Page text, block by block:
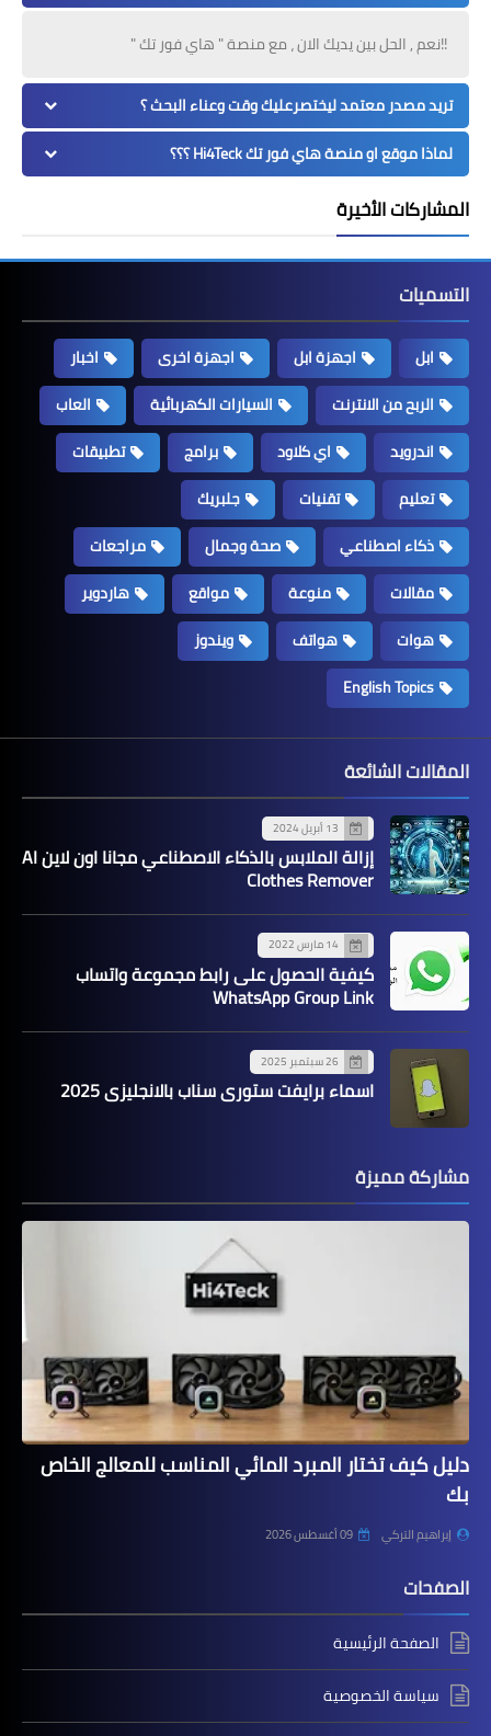
!!نعم , الحل بين يديك الان ، مع منصة " هاي فور تك "
تريد مصدر معتمد ليختصرعليك وقت وعناء البحث ؟
لماذا موقع او منصة هاي فور تك Hi4Teck ؟؟؟
المشاركات الأخيرة
التسميات
ابل اجهزة ابل اجهزة اخرى
اخبار
الربح من الانترنت
السيارات الكهربائية
العاب
اندرويد
اي كلاود برامج
تطبيقات
تعليم
تقنيات
جلبريك
ذكاء اصطناعي
صحة وجمال
مراجعات
مقالات
منوعة مواقع
هاردوير
هوات
هواتف
ويندوز
English Topics
المقالات الشائعة
13 أبريل 2024
إزالة الملابس بالذكاء الاصطناعي مجانا اون لاين AI
Clothes Remover
14 مارس 2022
كيفية الحصول على رابط مجموعة واتساب
WhatsApp Group Link
26 سبتمبر 2025
اسماء برايفت ستوري سناب بالانجليزي 2025
مشاركة مميزة
دليل كيف تختار المبرد المائي المناسب للمعالج الخاص
بك
إبراهيم التركي 09 أغسطس 2026
الصفحات
الصفحة الرئيسية
سياسة الخصوصية